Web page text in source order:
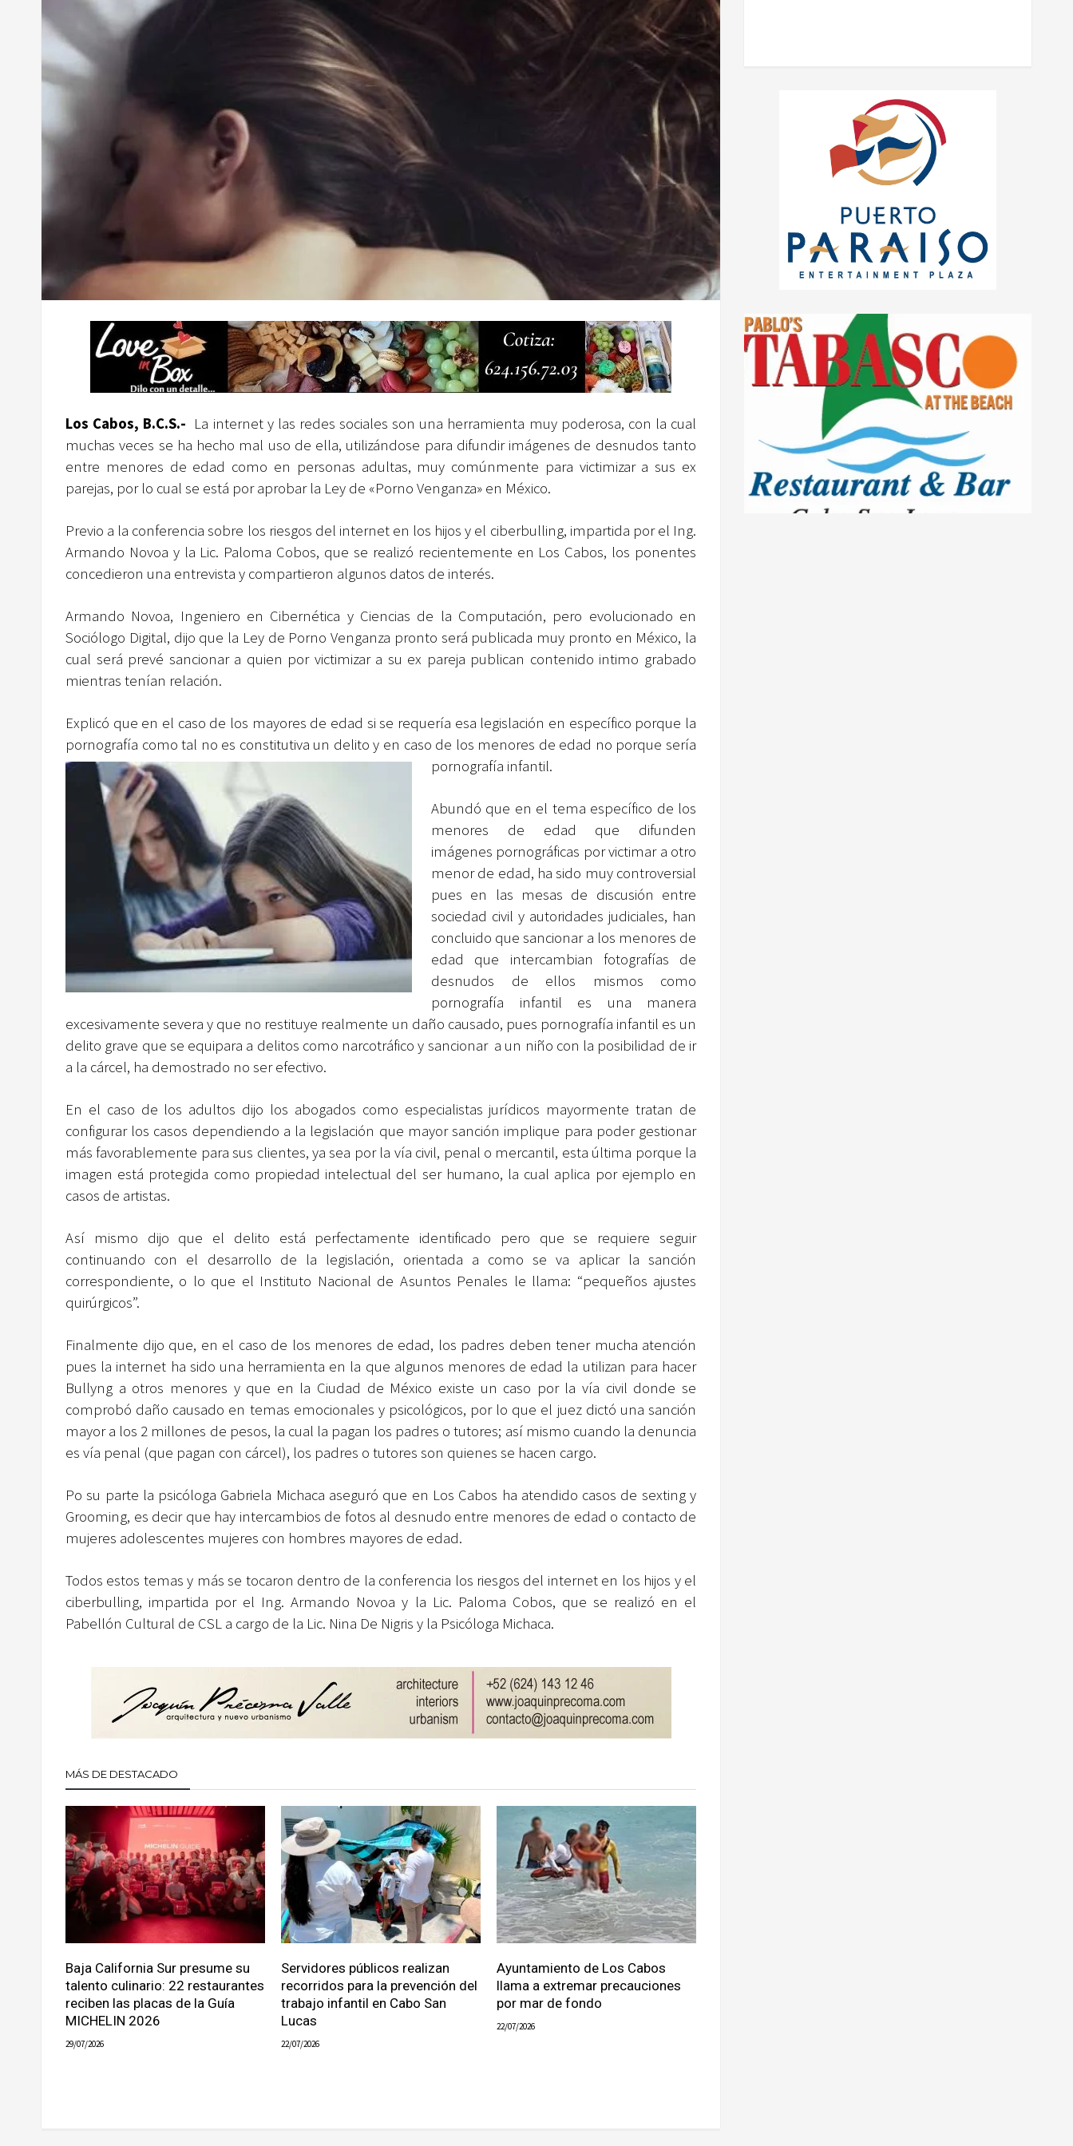
Los Cabos, B.C.S.- La internet y las redes sociales son una herramienta muy poderosa, con la cual
muchas veces se ha hecho mal uso de ella, utilizándose para difundir imágenes de desnudos tanto
entre menores de edad como en personas adultas, muy comúnmente para victimizar a sus ex
parejas, por lo cual se está por aprobar la Ley de «Porno Venganza» en México.
Previo a la conferencia sobre los riesgos del internet en los hijos y el ciberbulling, impartida por el Ing.
Armando Novoa y la Lic. Paloma Cobos, que se realizó recientemente en Los Cabos, los ponentes
concedieron una entrevista y compartieron algunos datos de interés.
Armando Novoa, Ingeniero en Cibernética y Ciencias de la Computación, pero evolucionado en
Sociólogo Digital, dijo que la Ley de Porno Venganza pronto será publicada muy pronto en México, la
cual será prevé sancionar a quien por victimizar a su ex pareja publican contenido intimo grabado
mientras tenían relación.
Explicó que en el caso de los mayores de edad si se requería esa legislación en específico porque la
pornografía como tal no es constitutiva un delito y en caso de los menores de edad no porque sería
pornografía infantil.
Abundó que en el tema específico de los
menores de edad que difunden
imágenes pornográficas por victimar a otro
menor de edad, ha sido muy controversial
pues en las mesas de discusión entre
sociedad civil y autoridades judiciales, han
concluido que sancionar a los menores de
edad que intercambian fotografías de
desnudos de ellos mismos como
pornografía infantil es una manera
excesivamente severa y que no restituye realmente un daño causado, pues pornografía infantil es un
delito grave que se equipara a delitos como narcotráfico y sancionar a un niño con la posibilidad de ir
a la cárcel, ha demostrado no ser efectivo.
En el caso de los adultos dijo los abogados como especialistas jurídicos mayormente tratan de
configurar los casos dependiendo a la legislación que mayor sanción implique para poder gestionar
más favorablemente para sus clientes, ya sea por la vía civil, penal o mercantil, esta última porque la
imagen está protegida como propiedad intelectual del ser humano, la cual aplica por ejemplo en
casos de artistas.
Así mismo dijo que el delito está perfectamente identificado pero que se requiere seguir
continuando con el desarrollo de la legislación, orientada a como se va aplicar la sanción
correspondiente, o lo que el Instituto Nacional de Asuntos Penales le llama: “pequeños ajustes
quirúrgicos”.
Finalmente dijo que, en el caso de los menores de edad, los padres deben tener mucha atención
pues la internet ha sido una herramienta en la que algunos menores de edad la utilizan para hacer
Bullyng a otros menores y que en la Ciudad de México existe un caso por la vía civil donde se
comprobó daño causado en temas emocionales y psicológicos, por lo que el juez dictó una sanción
mayor a los 2 millones de pesos, la cual la pagan los padres o tutores; así mismo cuando la denuncia
es vía penal (que pagan con cárcel), los padres o tutores son quienes se hacen cargo.
Po su parte la psicóloga Gabriela Michaca aseguró que en Los Cabos ha atendido casos de sexting y
Grooming, es decir que hay intercambios de fotos al desnudo entre menores de edad o contacto de
mujeres adolescentes mujeres con hombres mayores de edad.
Todos estos temas y más se tocaron dentro de la conferencia los riesgos del internet en los hijos y el
ciberbulling, impartida por el Ing. Armando Novoa y la Lic. Paloma Cobos, que se realizó en el
Pabellón Cultural de CSL a cargo de la Lic. Nina De Nigris y la Psicóloga Michaca.
MÁS DE DESTACADO
Baja California Sur presume su
talento culinario: 22 restaurantes
reciben las placas de la Guía
MICHELIN 2026
29/07/2026
Servidores públicos realizan
recorridos para la prevención del
trabajo infantil en Cabo San
Lucas
22/07/2026
Ayuntamiento de Los Cabos
llama a extremar precauciones
por mar de fondo
22/07/2026